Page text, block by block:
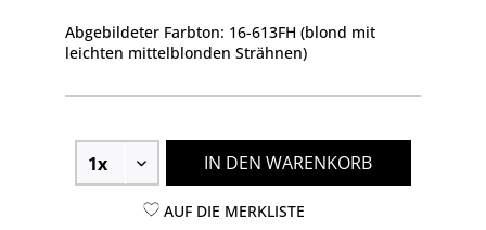
Abgebildeter Farbton: 16-613FH (blond mit
leichten mittelblonden Strähnen)
IN DEN WARENKORB
AUF DIE MERKLISTE